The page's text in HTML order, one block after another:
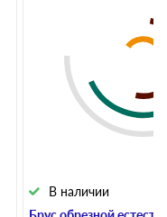
В наличии